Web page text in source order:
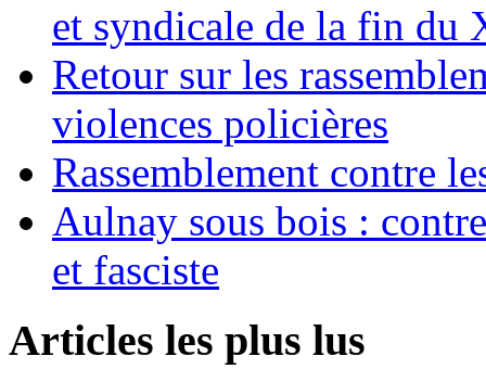
et syndicale de la fin du
Retour sur les
violences policières
Rassemblement contre
Aulnay sous bois :
et fasciste
Articles les plus lus